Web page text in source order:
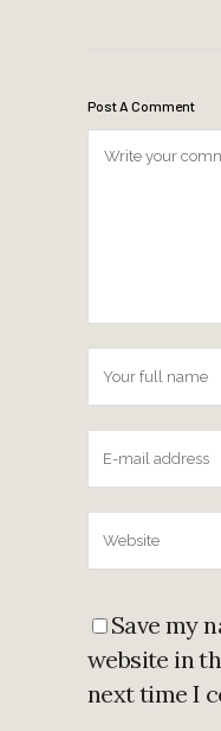
Post A Comment
Save my
website in
next time I